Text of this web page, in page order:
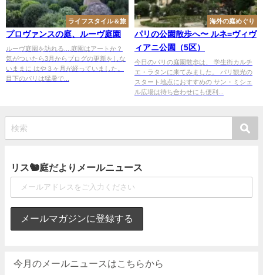
ライフスタイル＆旅
プロヴァンスの庭、ルーヴ庭園
ルーヴ庭園を訪れる....庭園はアートか？
気がついたら3月からブログの更新をしな
いままに はや３ヶ月が経っていました。
目下のパリは猛暑で...
海外の庭めぐり
パリの公園散歩へ〜 ルネ=ヴィヴ
ィアニ公園（5区）
今日のパリの庭園散歩は、 学生街カルチ
エ・ラタンに来てみました。 パリ観光の
スタート地点におすすめの サン・ミシェ
ル広場は待ち合わせにも便利...
リス🐿庭だよりメールニュース
今月のメールニュースはこちらから